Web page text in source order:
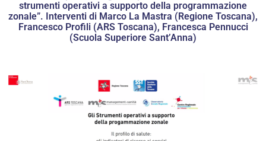
strumenti operativi a supporto della programmazione
zonale”. Interventi di Marco La Mastra (Regione Toscana),
Francesco Profili (ARS Toscana), Francesca Pennucci
(Scuola Superiore Sant’Anna)